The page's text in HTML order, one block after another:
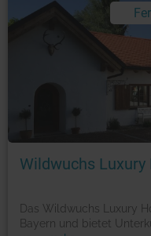
Wildwuchs
Das Wildwuchs Luxury
Bayern und bietet